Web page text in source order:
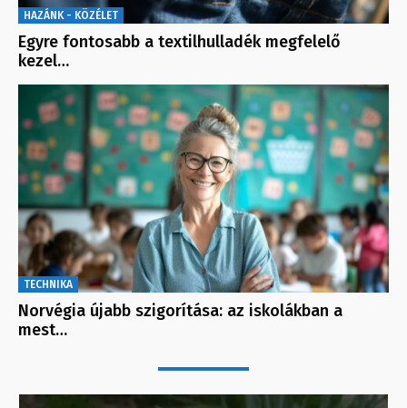
HAZÁNK - KÖZÉLET
Egyre fontosabb a textilhulladék megfelelő
kezel…
TECHNIKA
Norvégia újabb szigorítása: az iskolákban a
mest…